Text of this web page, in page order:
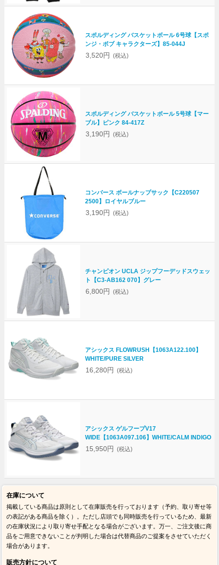
スポルディング バスケットボール 6号球【スポ
ンジ・ボブ キャラクターズ】85-044J
3,520円 (税込)
スポルディング バスケットボール 5号球【マー
ブル】ピンク 84-417Z
3,190円 (税込)
コンバース ボールナップサック【C220507
2500】ロイヤルブルー
3,190円 (税込)
チャンピオン UCLA ジップフーデッドスウェッ
ト【C3-AB162 070】グレー
6,800円 (税込)
アシックス FLOWRUSH【1063A122.100】
WHITE/PURE SILVER
16,280円 (税込)
アシックス ゲルフープV17
WIDE【1063A097.106】WHITE/CALM INDIGO
15,950円 (税込)
在庫について
掲載している商品は原則として在庫販売を行っております（予約、取り寄せ等
の表記がある商品を除く）。ただし店頭でも同時販売を行っているため、最新
の在庫状況により取り寄せ手配となる場合がございます。万一、ご注文後に商
品をご用意できないことが判明した場合は代替商品のご提案をさせていただく
場合があります。
販売方針について